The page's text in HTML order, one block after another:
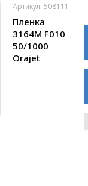
Артикул: 508111
Пленка
3164M F010
50/1000
Orajet